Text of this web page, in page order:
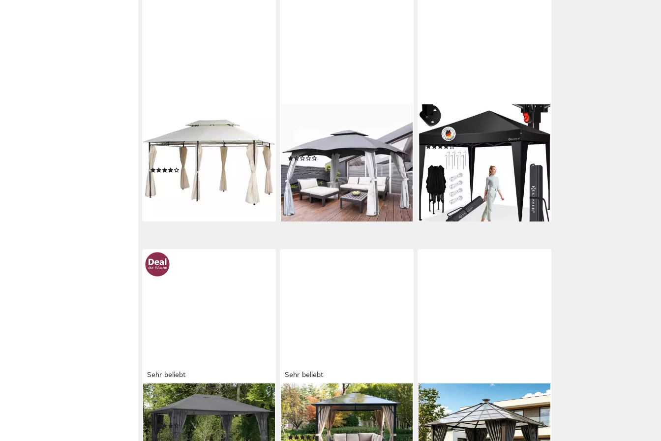
Pavillon WASSERDICHTER Pavillon
Pavillon 3x4m Seitenwände mit
310g/m² Dach, mit 6 Seitenteilen,
100 % wasserdicht
(1)
219,95 €
489,00 €
20,09 €
mtl. in 12 Raten
-55%
Maße ca. 3 x 4 x 2,7 (H) m,
wasserdicht und wetterfest
(4)
199,95 € 599,95 €
18,26 €mtl. in 12 Raten
-67%
lieferbar - in 6-7 Werktagen bei dir
KESSER
Pavillon, Pavillon 3x3m wasserdicht
inkl. Tasche Pop-Up Klicksystem
(58)
89,80 € UVP 199,99 €
-55%
lieferbar - in 3-4 Werktagen bei dir
Sehr beliebt
KONIFERA
Pavillon Athen, Blätter-Optik, inkl. 4
Seitenteile
(192)
189,99 € UVP239,99 €
Sehr beliebt
KONIFERA
Pavillon Aruba, mit 4 Seitenteilen,
Gestell aus Aluminium, Dach aus
Polycarbonat-Stegplatten
(760)
HOMALL
Pavillon Winterfest und Wasserdicht,
3*3/3*4m mit LED-Beleuchtung,
(UV-Schutz 50+, mit 4 Seitenteilen